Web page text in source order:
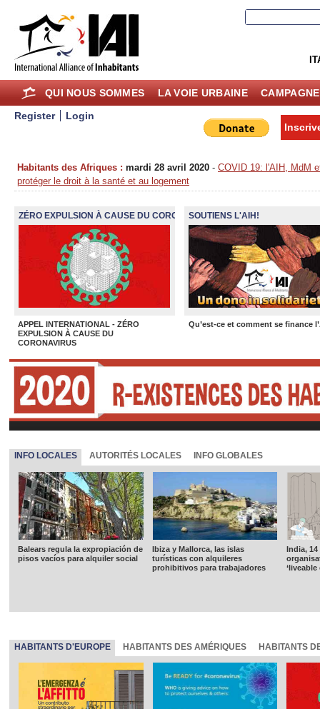
QUI NOUS SOMMES LA VOIE URBAINE
Register
Login
Habitants des Afriques : mardi 28 avril 2020 - COVID 19: l'AIH, MdM
protéger le droit à la santé et au logement
ZÉRO EXPULSION À CAUSE DU CORONAVIRUS
APPEL INTERNATIONAL - ZÉRO
EXPULSION À CAUSE DU
CORONAVIRUS
SOUTIENS L'AIH!
Qu’est-ce et comment se finance
INFO LOCALES AUTORITÉS LOCALES INFO GLOBALES
Balears regula la expropiación de
pisos vacíos para alquiler social
Ibiza y Mallorca, las islas
turísticas con alquileres
prohibitivos para trabajadores
India,
HABITANTS D'EUROPE HABITANTS DES AMÉRIQUES HABITANTS